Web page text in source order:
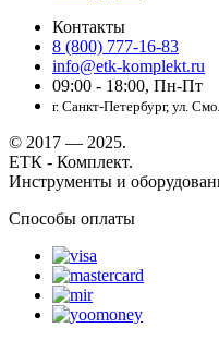
Контакты
8 (800) 777-16-83
info@etk-komplekt.ru
09:00 - 18:00, Пн-Пт
г. Санкт-Петербург, ул.
© 2017 — 2025.
ЕТК - Комплект.
Инструменты и
Способы оплаты